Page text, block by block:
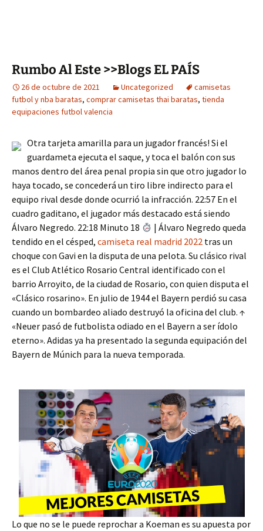
Rumbo Al Este >>Blogs EL PAÍS
26 de octubre de 2021 Uncategorized
camisetas
futbol y nba baratas, comprar camisetas thai baratas, tienda
equipaciones futbol valencia
Otra tarjeta amarilla para un jugador francés! Si el
guardameta ejecuta el saque, y toca el balón con sus
manos dentro del área penal propia sin que otro jugador lo
haya tocado, se concederá un tiro libre indirecto para el
equipo rival desde donde ocurrió la infracción. 22:57 En el
cuadro gaditano, el jugador más destacado está siendo
Álvaro Negredo. 22:18 Minuto 18
| Álvaro Negredo queda
tendido en el césped, camiseta real madrid 2022 tras un
choque con Gavi en la disputa de una pelota. Su clásico rival
es el Club Atlético Rosario Central identificado con el
barrio Arroyito, de la ciudad de Rosario, con quien disputa el
«Clásico rosarino». En julio de 1944 el Bayern perdió su casa
cuando un bombardeo aliado destruyó la oficina del club. ↑
«Neuer pasó de futbolista odiado en el Bayern a ser ídolo
eterno». Adidas ya ha presentado la segunda equipación del
Bayern de Múnich para la nueva temporada.
Lo que no se le puede reprochar a Koeman es su apuesta por